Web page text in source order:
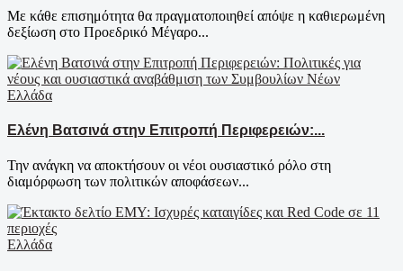
Με κάθε επισημότητα θα πραγματοποιηθεί απόψε η καθιερωμένη
δεξίωση στο Προεδρικό Μέγαρο...
Ελλάδα
Ελένη Βατσινά στην Επιτροπή Περιφερειών:...
Την ανάγκη να αποκτήσουν οι νέοι ουσιαστικό ρόλο στη
διαμόρφωση των πολιτικών αποφάσεων...
Ελλάδα